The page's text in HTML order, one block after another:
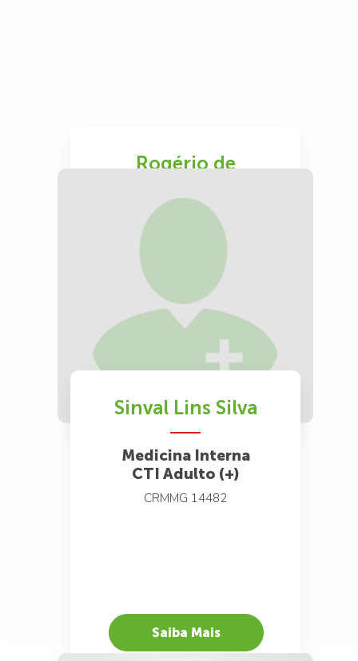
Rogério de
Medicina Interna
CRMMG 23614
Sinval Lins Silva
Medicina Interna
CTI Adulto (+)
CRMMG 14482
Saiba Mais